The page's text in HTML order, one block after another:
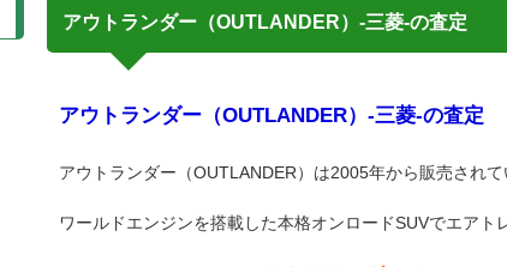
アウトランダー（OUTLANDER）-三菱-の査定
アウトランダー（OUTLANDER）-三菱-の査定
アウトランダー（OUTLANDER）は2005年から販売されて
ワールドエンジンを搭載した本格オンロードSUVでエアト